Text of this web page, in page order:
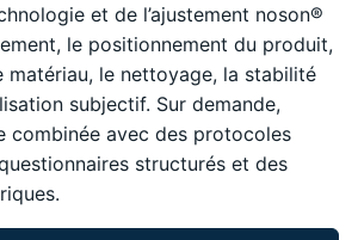
et de l’ajustement noson®
le positionnement du produit,
matériau, le nettoyage, la stabilité
subjectif. Sur demande,
combinée avec des protocoles
structurés et des